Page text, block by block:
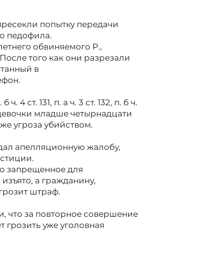
попытку передачи
педофила.
обвиняемого Р.,
того как они разрезали
в
4 ст. 131, п. а ч. 3 ст. 132, п. б ч.
девочки младше четырнадцати
угроза убийством.
апелляционную жалобу,
запрещенное для
а гражданину,
штраф.
за повторное совершение
грозить уже уголовная